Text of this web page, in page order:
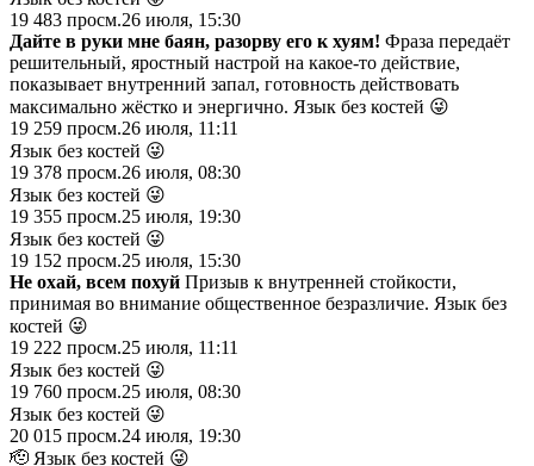
19 483 просм.26 июля, 15:30
Дайте в руки мне баян, разорву его к хуям! Фраза передаёт
решительный, яростный настрой на какое-то действие,
показывает внутренний запал, готовность действовать
максимально жёстко и энергично. Язык без костей 😜
19 259 просм.26 июля, 11:11
Язык без костей 😜
19 378 просм.26 июля, 08:30
Язык без костей 😜
19 355 просм.25 июля, 19:30
Язык без костей 😜
19 152 просм.25 июля, 15:30
Не охай, всем похуй Призыв к внутренней стойкости,
принимая во внимание общественное безразличие. Язык без
костей 😜
19 222 просм.25 июля, 11:11
Язык без костей 😜
19 760 просм.25 июля, 08:30
Язык без костей 😜
20 015 просм.24 июля, 19:30
🫡 Язык без костей 😜